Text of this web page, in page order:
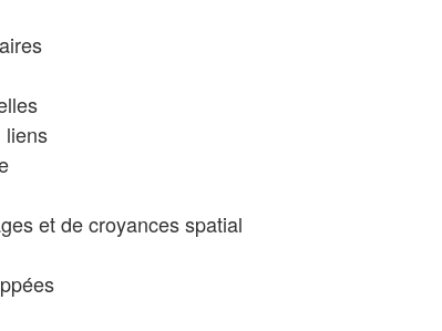
liens
et de croyances spatial